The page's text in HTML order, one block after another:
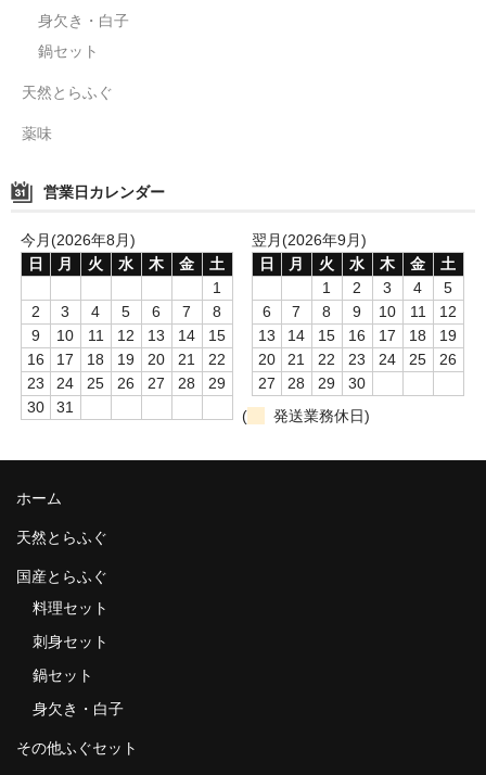
身欠き・白子
鍋セット
天然とらふぐ
薬味
営業日カレンダー
今月(2026年8月)
日
月 火 水 木 金
土
1
2
3 4 5 6 7
8
9
10 11 12 13 14
15
16
17 18 19 20 21
22
23
24 25 26 27 28
29
30
31
翌月(2026年9月)
日
月 火 水 木 金
土
1
2 3 4
5
6
7 8 9 10 11
12
13
14 15 16 17 18
19
20
21 22 23 24 25
26
27
28 29
30
(
発送業務休日)
ホーム
天然とらふぐ
国産とらふぐ
料理セット
刺身セット
鍋セット
身欠き・白子
その他ふぐセット